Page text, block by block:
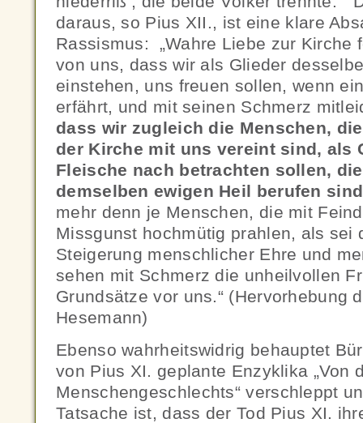
daraus, so Pius XII., ist eine klare
Rassismus: „Wahre Liebe zur Kirche
von uns, dass wir als Glieder
einstehen, uns freuen sollen, wenn
erfährt, und mit seinen Schmerz
dass wir zugleich die Menschen,
der Kirche mit uns vereint sind, als
Fleische nach betrachten sollen,
demselben ewigen Heil berufen sind
mehr denn je Menschen, die mit
Missgunst hochmütig prahlen, als sei
Steigerung menschlicher Ehre und
sehen mit Schmerz die unheilvollen
Grundsätze vor uns.“ (Hervorhebung
Hesemann)
Ebenso wahrheitswidrig behauptet
von Pius XI. geplante Enzyklika „Von
Menschengeschlechts“ verschleppt
Tatsache ist, dass der Tod Pius XI.